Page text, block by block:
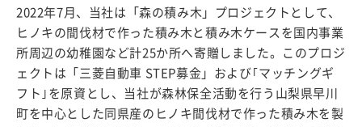
2022年7月、当社は「森の積み木」プロジェクトとして、
ヒノキの間伐材で作った積み木と積み木ケースを国内事業
所周辺の幼稚園など計25か所へ寄贈しました。このプロジ
ェクトは「三菱自動車 STEP募金」および｢マッチングギ
フト｣を原資とし、当社が森林保全活動を行う山梨県早川
町を中心とした同県産のヒノキ間伐材で作った積み木を製